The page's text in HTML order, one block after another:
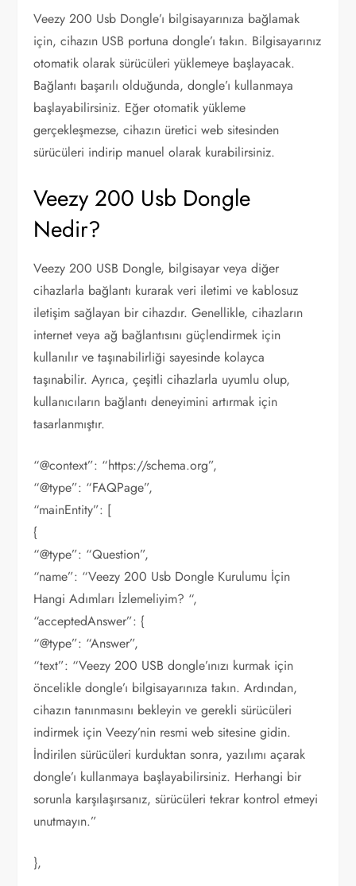
Veezy 200 Usb Dongle’ı bilgisayarınıza bağlamak
için, cihazın USB portuna dongle’ı takın. Bilgisayarınız
otomatik olarak sürücüleri yüklemeye başlayacak.
Bağlantı başarılı olduğunda, dongle’ı kullanmaya
başlayabilirsiniz. Eğer otomatik yükleme
gerçekleşmezse, cihazın üretici web sitesinden
sürücüleri indirip manuel olarak kurabilirsiniz.
Veezy 200 Usb Dongle
Nedir?
Veezy 200 USB Dongle, bilgisayar veya diğer
cihazlarla bağlantı kurarak veri iletimi ve kablosuz
iletişim sağlayan bir cihazdır. Genellikle, cihazların
internet veya ağ bağlantısını güçlendirmek için
kullanılır ve taşınabilirliği sayesinde kolayca
taşınabilir. Ayrıca, çeşitli cihazlarla uyumlu olup,
kullanıcıların bağlantı deneyimini artırmak için
tasarlanmıştır.
“@context”: “https://schema.org”,
“@type”: “FAQPage”,
“mainEntity”: [
{
“@type”: “Question”,
“name”: “Veezy 200 Usb Dongle Kurulumu İçin
Hangi Adımları İzlemeliyim? “,
“acceptedAnswer”: {
“@type”: “Answer”,
“text”: “Veezy 200 USB dongle’ınızı kurmak için
öncelikle dongle’ı bilgisayarınıza takın. Ardından,
cihazın tanınmasını bekleyin ve gerekli sürücüleri
indirmek için Veezy’nin resmi web sitesine gidin.
İndirilen sürücüleri kurduktan sonra, yazılımı açarak
dongle’ı kullanmaya başlayabilirsiniz. Herhangi bir
sorunla karşılaşırsanız, sürücüleri tekrar kontrol etmeyi
unutmayın.”
},